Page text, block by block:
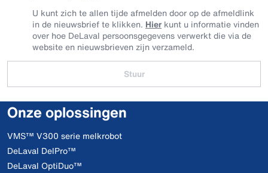
U kunt zich te allen tijde afmelden door op de afmeldlink
in de nieuwsbrief te klikken. Hier kunt u informatie vinden
over hoe DeLaval persoonsgegevens verwerkt die via de
website en nieuwsbrieven zijn verzameld.
Stuur
Onze oplossingen
VMS™ V300 serie melkrobot
DeLaval DelPro™
DeLaval OptiDuo™